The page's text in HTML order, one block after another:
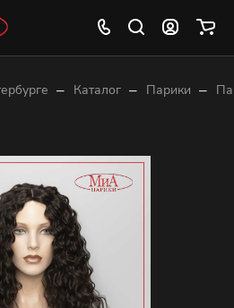
– Каталог – Парики –